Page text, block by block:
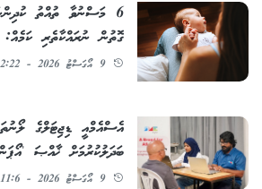
6 މަސްނުވާ ތުއްތު
ގޮތުން ނުރައްކާތެރި ކަމެއް:
9 އޯގަސްޓު 2026 - 12:22
އެސްއެމްއީ ޑިޖިޓަލްގެ
ބަދަލުކުރުމަށް ޚާއްޞަ
9 އޯގަސްޓު 2026 - 11:6